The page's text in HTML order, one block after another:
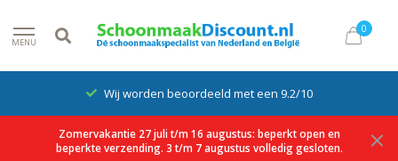
MENU
0
Wij worden beoordeeld met een 9.2/10
Zomervakantie 27 juli t/m 16 augustus: beperkt open en
beperkte verzending. 3 t/m 7 augustus volledig gesloten.